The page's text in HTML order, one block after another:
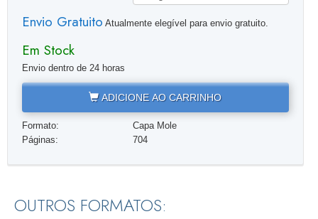
Envio Gratuito Atualmente elegível para envio gratuito.
Em Stock
Envio dentro de 24 horas
ADICIONE AO CARRINHO
Formato:
Capa Mole
Páginas:
704
OUTROS FORMATOS: